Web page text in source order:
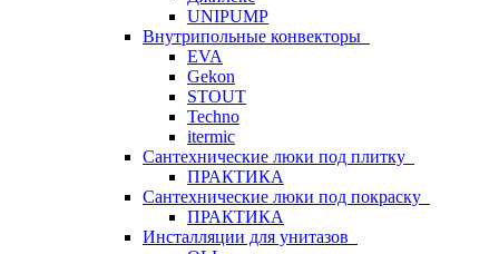
UNIPUMP
Внутрипольные конвекторы
EVA
Gekon
STOUT
Techno
itermic
Сантехнические люки под плитку
ПРАКТИКА
Сантехнические люки под покраску
ПРАКТИКА
Инсталляции для унитазов